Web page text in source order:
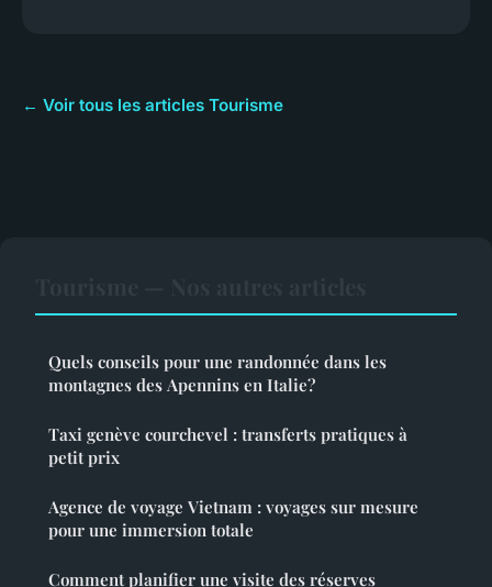
← Voir tous les articles Tourisme
Quels conseils pour une randonnée dans les
montagnes des Apennins en Italie?
Taxi genève courchevel : transferts pratiques à
petit prix
Agence de voyage Vietnam : voyages sur mesure
pour une immersion totale
Comment planifier une visite des réserves